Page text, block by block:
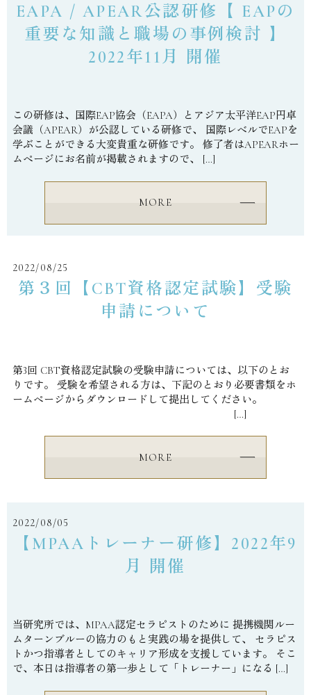
EAPA / APEAR公認研修【 EAPの
重要な知識と職場の事例検討 】
2022年11月 開催
この研修は、国際EAP協会（EAPA）とアジア太平洋EAP円卓
会議（APEAR）が公認している研修で、 国際レベルでEAPを
学ぶことができる大変貴重な研修です。 修了者はAPEARホー
ムページにお名前が掲載されますので、 […]
MORE
2022/08/25
第３回【CBT資格認定試験】受験
申請について
第3回 CBT資格認定試験の受験申請については、以下のとお
りです。 受験を希望される方は、下記のとおり必要書類をホ
ームページからダウンロードして提出してください。
[…]
MORE
2022/08/05
【MPAAトレーナー研修】2022年9
月 開催
当研究所では、MPAA認定セラピストのために 提携機関ルー
ムターンブルーの協力のもと実践の場を提供して、 セラピス
トかつ指導者としてのキャリア形成を支援しています。 そこ
で、本日は指導者の第一歩として「トレーナー」になる […]